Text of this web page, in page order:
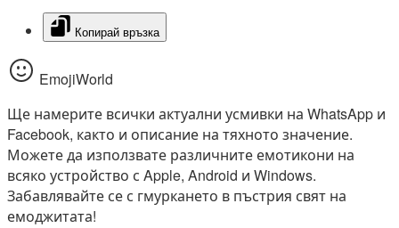
Копирай връзка
EmojiWorld
Ще намерите всички актуални усмивки на WhatsApp и
Facebook, както и описание на тяхното значение.
Можете да използвате различните емотикони на
всяко устройство с Apple, Android и Windows.
Забавлявайте се с гмуркането в пъстрия свят на
емоджитата!